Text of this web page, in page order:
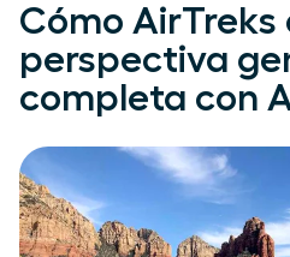
Cómo AirTreks
perspectiva
completa con